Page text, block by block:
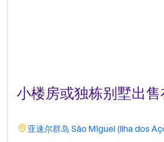
小楼房或独栋别墅出
亚速尔群岛 São Miguel (Ilha dos